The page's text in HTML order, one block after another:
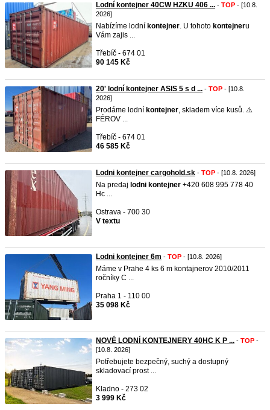
Lodní kontejner 40CW HZKU 406 ... - TOP - [10.8.
2026]
Nabízíme lodní kontejner. U tohoto kontejneru
Vám zajis ...
Třebíč - 674 01
90 145 Kč
20' lodní kontejner ASIS 5 s d ... - TOP - [10.8.
2026]
Prodáme lodní kontejner, skladem více kusů. ⚠️
FÉROV ...
Třebíč - 674 01
46 585 Kč
Lodni kontejner cargohold.sk - TOP - [10.8. 2026]
Na predaj lodni kontejner +420 608 995 778 40
Hc ...
Ostrava - 700 30
V textu
Lodni kontejner 6m - TOP - [10.8. 2026]
Máme v Prahe 4 ks 6 m kontajnerov 2010/2011
ročníky C ...
Praha 1 - 110 00
35 098 Kč
NOVÉ LODNÍ KONTEJNERY 40HC K P ... - TOP -
[10.8. 2026]
Potřebujete bezpečný, suchý a dostupný
skladovací prost ...
Kladno - 273 02
3 999 Kč